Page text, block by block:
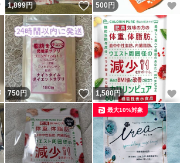
いいね！
1,899円 いいね！
500 円
いいね！
750円 いいね！
1,580円
最大10%対象